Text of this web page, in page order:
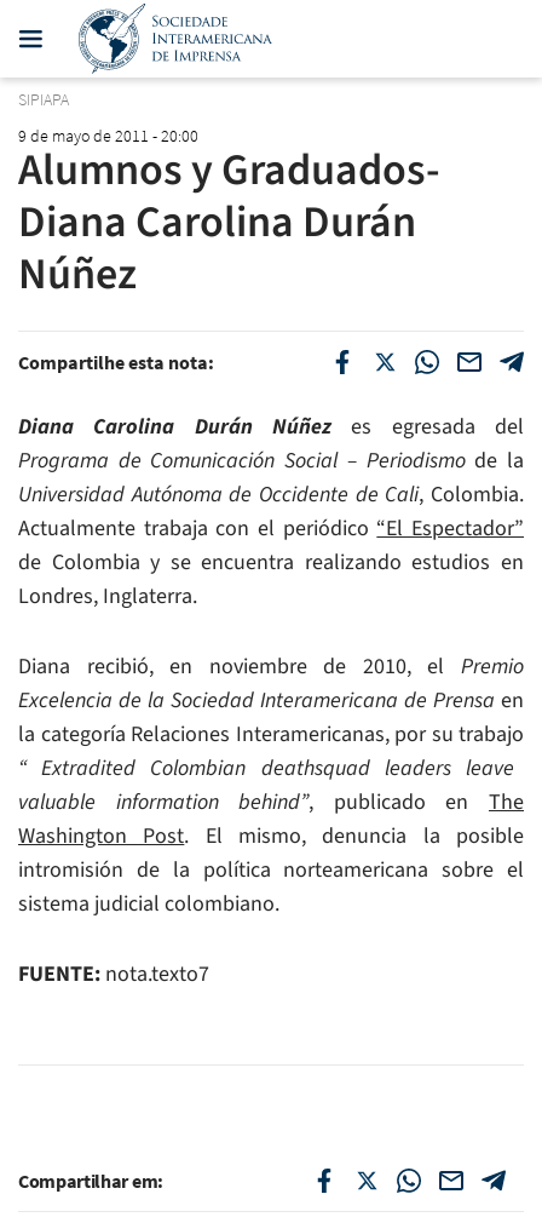
SIPIAPA
9 de mayo de 2011 - 20:00
Alumnos y Graduados-
Diana Carolina Durán
Núñez
Compartilhe esta nota:
Diana Carolina Durán Núñezes egresada del
Programa de Comunicación Social – Periodismode la
Universidad Autónoma de Occidente de Cali, Colombia.
Actualmente trabaja con el periódico “El Espectador”
de Colombia y se encuentra realizando estudios en
Londres, Inglaterra.
Diana recibió, en noviembre de 2010, el Premio
Excelencia de la Sociedad Interamericana de Prensa en
la categoría Relaciones Interamericanas, por su trabajo
“ Extradited Colombian deathsquad leaders leave
valuable information behind”, publicado enThe
Washington Post. El mismo, denuncia la posible
intromisión de la política norteamericana sobre el
sistema judicial colombiano.
FUENTE: nota.texto7
Compartilhar em: